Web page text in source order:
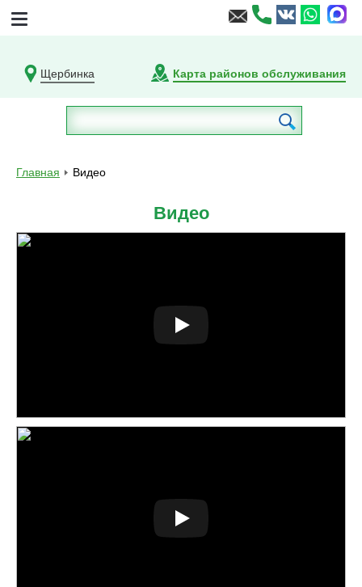
Щербинка Карта районов обслуживания
Главная Видео
Видео